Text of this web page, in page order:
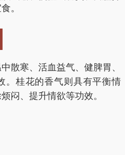
。
散寒、活血益气、健脾胃、
。桂花的香气则具有平衡情
闷、提升情欲等功效。